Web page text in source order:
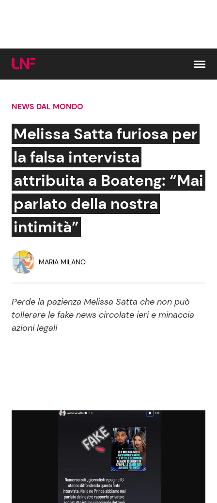
Cerca:
News e Cronaca
Attualità Italiana
Dal Mondo
Economia
Persone Scomparse
Gossip e TV
Bellezze VIP
Coppie VIP
Soap Opera
News Spettacolo
Cucina e Ricette
Consigli di Cucina
NEWS DAL MONDO
Melissa Satta furiosa per
la falsa intervista
attribuita a Boateng: “Mai
parlato della nostra
intimità”
MARIA MILANO
Perde la pazienza Melissa Satta che non può
tollerare le fake news circolate ieri e minaccia
azioni legali